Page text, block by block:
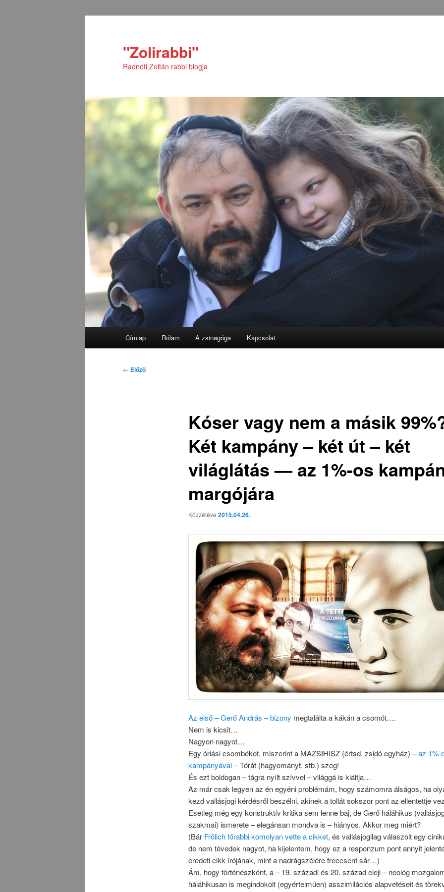
"Zolirabbi"
Radnóti Zoltán rabbi blogja
Címlap Rólam A zsinagóga Kapcsolat
Bejegyzés
← Előző
Kóser vagy nem a másik
Két kampány – két út – két
világlátás — az 1%-os
margójára
Közzétéve 2015.04.26.
Az első – Gerő András – bizony megtalálta a kákán a csomót….
Nem is kicsit…
Nagyon nagyot…
Egy óriási csombékot, miszerint a MAZSIHISZ (értsd, zsidó egyház) –az 1%-
kampányával– Tórát (hagyományt, stb.) szeg!
És ezt boldogan – tágra nyílt szívvel – világgá is kiáltja…
Az már csak legyen az én egyéni problémám, hogy számomra álságos, ha
kezd vallásjogi kérdésről beszélni, akinek a tollát sokszor pont az ellentettje
Esetleg még egy konstruktív kritika sem lenne baj, de Gerő háláhikus
szakmai) ismerete – elegánsan mondva is – hiányos. Akkor meg miért?
(Bár Frölich főrabbi komolyan vette a cikket, és vallásjogilag válaszolt egy
de nem tévedek nagyot, ha kijelentem, hogy ez a responzum pont annyit
eredeti cikk írójának, mint a nadrágszélére freccsent sár…)
Ám, hogy történészként, a – 19. századi és 20. század eleji – neológ
háláhikusan is megindokolt (egyértelműen) asszimilációs alapvetéseit és